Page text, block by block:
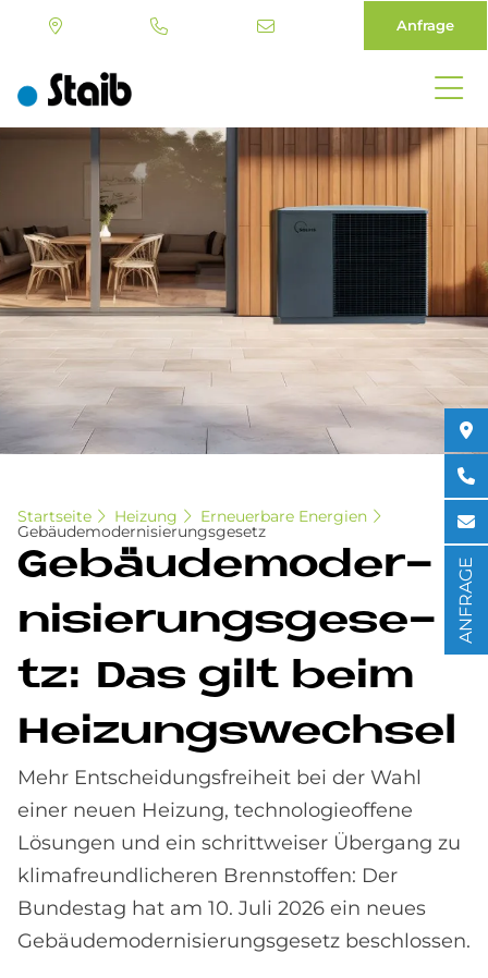
Direkt
Anfrage
Startseite Heizung Erneuerbare Energien
Gebäudemodernisierungsgesetz
Ge­bäu­de­mo­der­
ni­sie­rungs­ge­se­
tz: Das gilt beim
Hei­zungs­wech­sel
Mehr Entscheidungsfreiheit bei der Wahl
einer neuen Heizung, technologieoffene
Lösungen und ein schrittweiser Übergang zu
klimafreundlicheren Brennstoffen: Der
Bundestag hat am 10. Juli 2026 ein neues
Gebäudemodernisierungsgesetz beschlossen.
ANFRAGE